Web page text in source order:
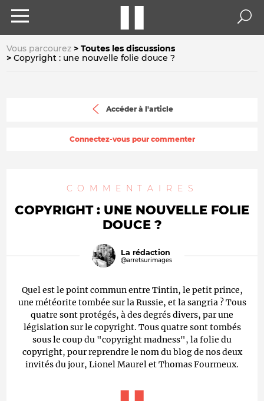
Vous parcourez
Toutes les discussions
Copyright : une nouvelle folie douce ?
Accéder à l'article
Connectez-vous pour commenter
COMMENTAIRES
COPYRIGHT : UNE NOUVELLE FOLIE
DOUCE ?
La rédaction
@arretsurimages
Quel est le point commun entre Tintin, le petit prince,
une météorite tombée sur la Russie, et la sangria ? Tous
quatre sont protégés, à des degrés divers, par une
législation sur le copyright. Tous quatre sont tombés
sous le coup du "copyright madness", la folie du
copyright, pour reprendre le nom du blog de nos deux
invités du jour, Lionel Maurel et Thomas Fourmeux.